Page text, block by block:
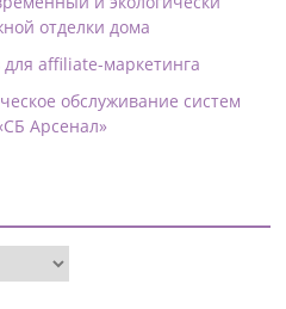
отделки дома
affiliate-маркетинга
обслуживание систем
Арсенал»